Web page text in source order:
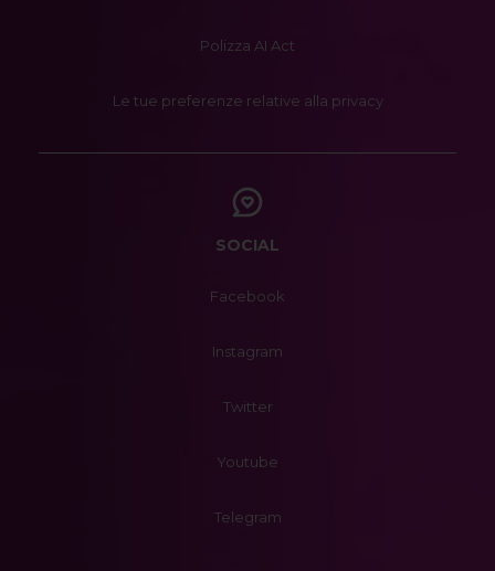
Polizza AI Act
Le tue preferenze relative alla privacy
SOCIAL
Facebook
Instagram
Twitter
Youtube
Telegram